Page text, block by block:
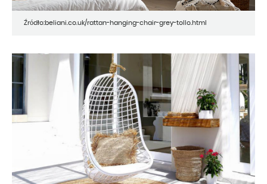
Źródło:beliani.co.uk/rattan-hanging-chair-grey-tollo.html